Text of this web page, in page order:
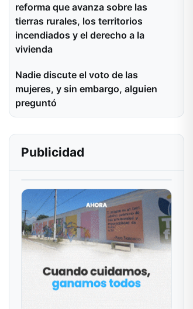
reforma que avanza sobre las
tierras rurales, los territorios
incendiados y el derecho a la
vivienda
Nadie discute el voto de las
mujeres, y sin embargo, alguien
preguntó
Publicidad